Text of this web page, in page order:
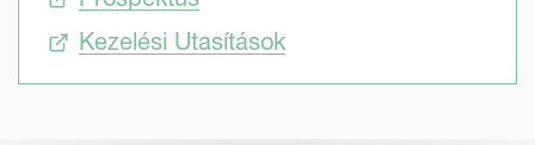
Kezelési Utasítások